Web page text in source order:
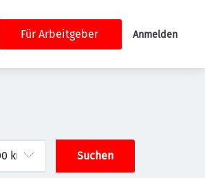
Für Arbeitgeber Anmelden
Suchen